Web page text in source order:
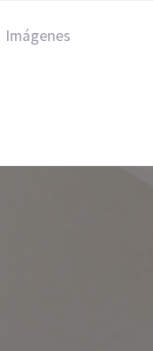
Imágenes